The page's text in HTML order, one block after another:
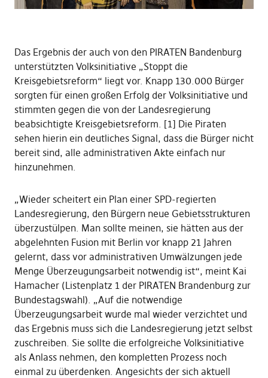
Das Ergebnis der auch von den PIRATEN Bandenburg
unterstützten Volksinitiative „Stoppt die
Kreisgebietsreform“ liegt vor. Knapp 130.000 Bürger
sorgten für einen großen Erfolg der Volksinitiative und
stimmten gegen die von der Landesregierung
beabsichtigte Kreisgebietsreform. [1] Die Piraten
sehen hierin ein deutliches Signal, dass die Bürger nicht
bereit sind, alle administrativen Akte einfach nur
hinzunehmen.
„Wieder scheitert ein Plan einer SPD-regierten
Landesregierung, den Bürgern neue Gebietsstrukturen
überzustülpen. Man sollte meinen, sie hätten aus der
abgelehnten Fusion mit Berlin vor knapp 21 Jahren
gelernt, dass vor administrativen Umwälzungen jede
Menge Überzeugungsarbeit notwendig ist“, meint Kai
Hamacher (Listenplatz 1 der PIRATEN Brandenburg zur
Bundestagswahl). „Auf die notwendige
Überzeugungsarbeit wurde mal wieder verzichtet und
das Ergebnis muss sich die Landesregierung jetzt selbst
zuschreiben. Sie sollte die erfolgreiche Volksinitiative
als Anlass nehmen, den kompletten Prozess noch
einmal zu überdenken. Angesichts der sich aktuell